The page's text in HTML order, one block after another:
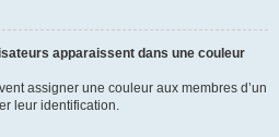
apparaissent dans une couleur
assigner une couleur aux membres d’un
leur identification.